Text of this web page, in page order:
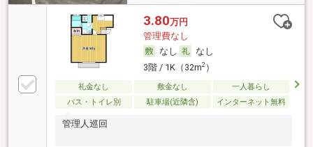
3.80万円
管理費なし
なし
なし
3階 / 1K（32m2）
礼金なし 敷金なし
一人暮らし
バス・トイレ別
駐車場(近隣含) インターネット無料
管理人巡回